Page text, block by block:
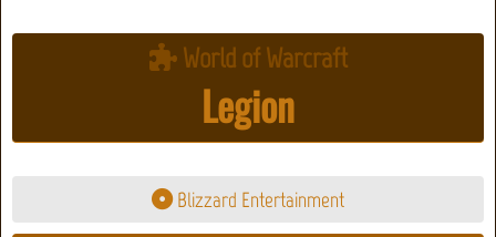
World of Warcraft
Legion
Blizzard Entertainment